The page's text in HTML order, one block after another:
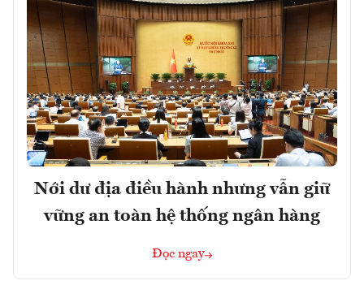
Nới dư địa điều hành nhưng vẫn giữ
vững an toàn hệ thống ngân hàng
Đọc ngay